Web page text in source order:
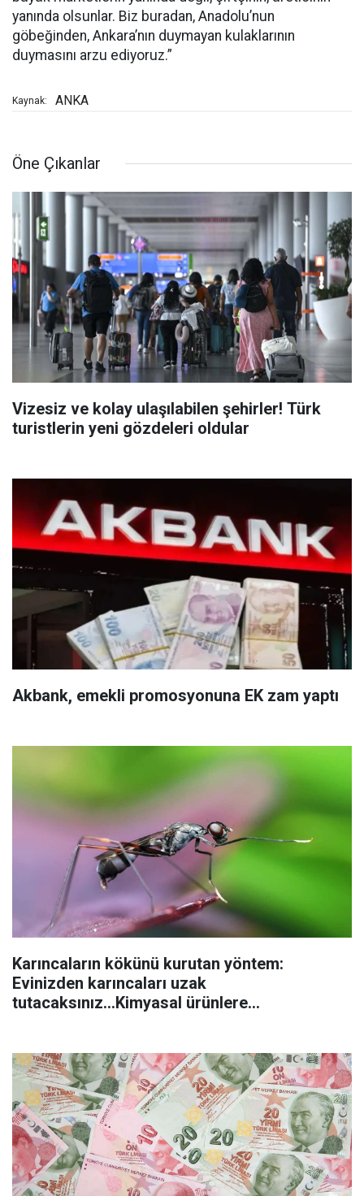
yanında olsunlar. Biz buradan, Anadolu’nun
göbeğinden, Ankara’nın duymayan kulaklarının
duymasını arzu ediyoruz.”
Kaynak: ANKA
Öne Çıkanlar
Vizesiz ve kolay ulaşılabilen şehirler! Türk
turistlerin yeni gözdeleri oldular
Akbank, emekli promosyonuna EK zam yaptı
Karıncaların kökünü kurutan yöntem:
Evinizden karıncaları uzak
tutacaksınız...Kimyasal ürünlere